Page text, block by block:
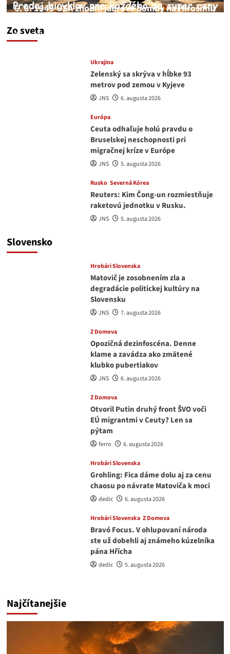
Zo sveta
6. 8. 1945 USA zhodili jadrové bomby na Hirošimu
JNS
Ukrajina
Zelenský sa skrýva v hĺbke 93
metrov pod zemou v Kyjeve
JNS 6. augusta 2026
Európa
Ceuta odhaľuje holú pravdu o
Bruselskej neschopnosti pri
migračnej kríze v Európe
JNS 5. augusta 2026
Rusko Severná Kórea
Reuters: Kim Čong-un rozmiestňuje
raketovú jednotku v Rusku.
JNS 5. augusta 2026
Slovensko
Hrobári Slovenska
Matovič je zosobnením zla a
degradácie politickej kultúry na
Slovensku
JNS 7. augusta 2026
Z Domova
Opozičná dezinfoscéna. Denne
klame a zavádza ako zmätené
klubko pubertiakov
JNS 6. augusta 2026
Z Domova
Otvoril Putin druhý front ŠVO voči
EÚ migrantmi v Ceuty? Len sa
pýtam
ferro 6. augusta 2026
Hrobári Slovenska
Grohling: Fica dáme dolu aj za cenu
chaosu po návrate Matoviča k moci
dedic 6. augusta 2026
Hrobári Slovenska Z Domova
Bravó Focus. V ohlupovaní národa
ste už dobehli aj známeho kúzelníka
pána Hřícha
dedic 5. augusta 2026
Najčítanejšie